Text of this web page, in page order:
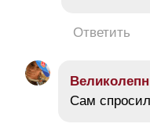
Ответить
Сам